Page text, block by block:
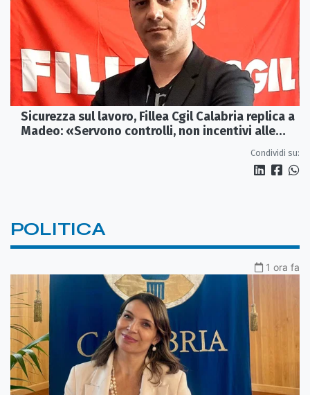
Sicurezza sul lavoro, Fillea Cgil Calabria replica a
Madeo: «Servono controlli, non incentivi alle
Condividi su:
POLITICA
1 ora fa